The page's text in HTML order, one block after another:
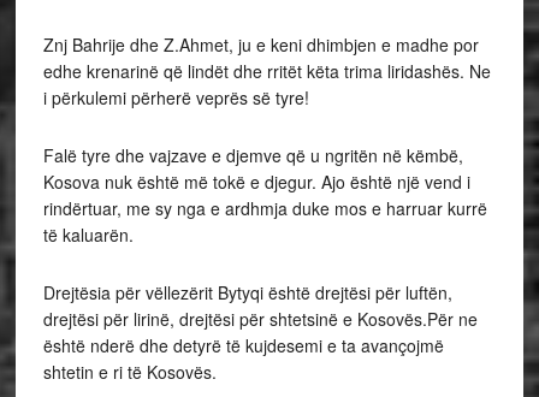
Znj Bahrije dhe Z.Ahmet, ju e keni dhimbjen e madhe por
edhe krenarinë që lindët dhe rritët këta trima liridashës. Ne
i përkulemi përherë veprës së tyre!
Falë tyre dhe vajzave e djemve që u ngritën në këmbë,
Kosova nuk është më tokë e djegur. Ajo është një vend i
rindërtuar, me sy nga e ardhmja duke mos e harruar kurrë
të kaluarën.
Drejtësia për vëllezërit Bytyqi është drejtësi për luftën,
drejtësi për lirinë, drejtësi për shtetsinë e Kosovës.Për ne
është nderë dhe detyrë të kujdesemi e ta avançojmë
shtetin e ri të Kosovës.